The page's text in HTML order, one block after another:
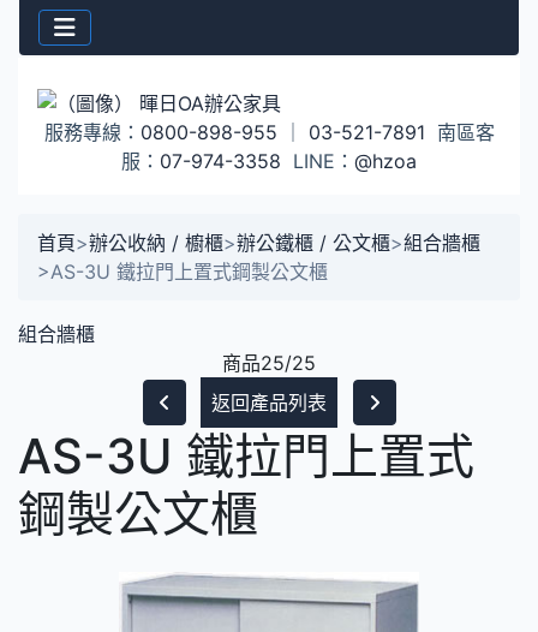
服務專線： 0800-898-955 03-521-7891 南區客
服： 07-974-3358 LINE： @hzoa
首頁>辦公收納 / 櫥櫃>辦公鐵櫃 / 公文櫃>組合牆櫃
>AS-3U 鐵拉門上置式鋼製公文櫃
組合牆櫃
商品25/25
返回產品列表
AS-3U 鐵拉門上置式
鋼製公文櫃